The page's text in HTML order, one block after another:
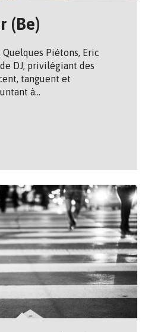
(Be)
Quelques Piétons, Eric
DJ, privilégiant des
tanguent et
à…